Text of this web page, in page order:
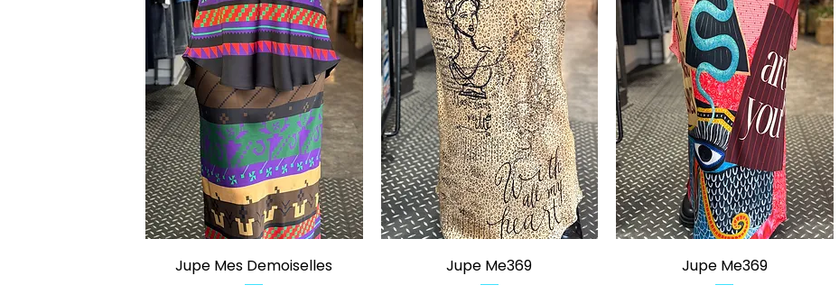
Быстрый просмотр
Jupe Mes Demoiselles
Быстрый просмотр
Jupe Me369
Быстрый просмотр
Jupe Me369